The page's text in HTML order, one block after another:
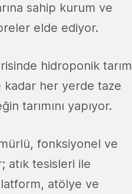
sahip kurum ve
elde ediyor.
hidroponik tarım
kadar her yerde taze
tarımını yapıyor.
fonksiyonel ve
atık tesisleri ile
atölye ve